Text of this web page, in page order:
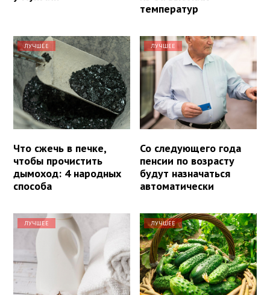
температур
ЛУЧШЕЕ
Что сжечь в печке,
чтобы прочистить
дымоход: 4 народных
способа
ЛУЧШЕЕ
Со следующего года
пенсии по возрасту
будут назначаться
автоматически
ЛУЧШЕЕ ЛУЧШЕЕ